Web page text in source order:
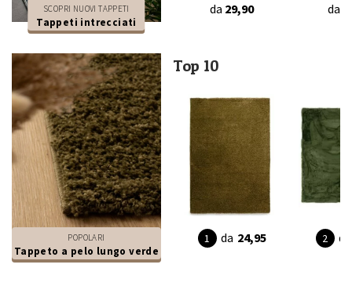
SCOPRI NUOVI TAPPETI
Tappeti intrecciati
da 29,90 da
POPOLARI
Tappeto a pelo lungo verde
Top 10
da 24,95 da